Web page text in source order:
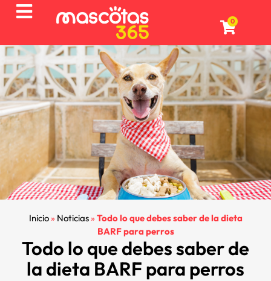
0
Inicio» Noticias»Todo lo que debes saber de la dieta
BARF para perros
Todo lo que debes saber de
la dieta BARF para perros